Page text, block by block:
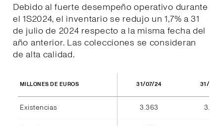
Debido al fuerte desempeño operativo durante
el 1S2024, el inventario se redujo un 1,7% a 31
de julio de 2024 respecto a la misma fecha del
año anterior. Las colecciones se consideran
de alta calidad.
MILLONES DE EUROS 31/07/24 31/07/
Existencias 3.363 3.420